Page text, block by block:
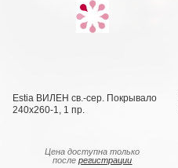
Estia ВИЛЕН св.-сер. Покрывало
240х260-1, 1 пр.
Цена доступна только
послерегистрации